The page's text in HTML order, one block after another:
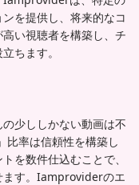
を提供し、将来的なコ
い視聴者を構築し、チ
ちます。
少ししかない動画は不
比率は信頼性を構築し
を数件仕込むことで、
ます。Iamproviderのエ